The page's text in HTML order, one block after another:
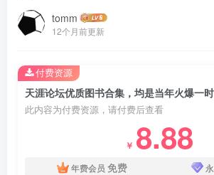
tomm
12个月前更新
天涯论坛优质图书合集，均是当年火爆一
此内容为付费资源，请付费后查看
￥ 8.88
年费会员 免费
付费资源